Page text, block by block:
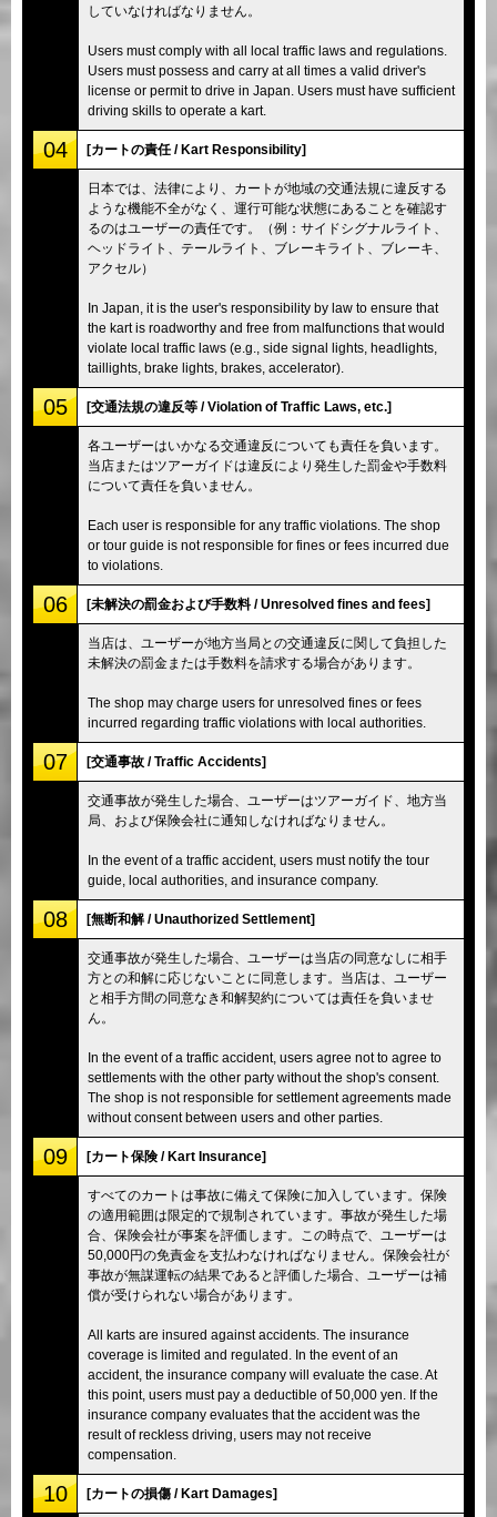
していなければなりません。
Users must comply with all local traffic laws and regulations.
Users must possess and carry at all times a valid driver's
license or permit to drive in Japan. Users must have sufficient
driving skills to operate a kart.
04 [カートの責任 / Kart Responsibility]
日本では、法律により、カートが地域の交通法規に違反する
ような機能不全がなく、運行可能な状態にあることを確認す
るのはユーザーの責任です。（例：サイドシグナルライト、
ヘッドライト、テールライト、ブレーキライト、ブレーキ、
アクセル）
In Japan, it is the user's responsibility by law to ensure that
the kart is roadworthy and free from malfunctions that would
violate local traffic laws (e.g., side signal lights, headlights,
taillights, brake lights, brakes, accelerator).
05 [交通法規の違反等 / Violation of Traffic Laws, etc.]
各ユーザーはいかなる交通違反についても責任を負います。
当店またはツアーガイドは違反により発生した罰金や手数料
について責任を負いません。
Each user is responsible for any traffic violations. The shop
or tour guide is not responsible for fines or fees incurred due
to violations.
06 [未解決の罰金および手数料 / Unresolved fines and fees]
当店は、ユーザーが地方当局との交通違反に関して負担した
未解決の罰金または手数料を請求する場合があります。
The shop may charge users for unresolved fines or fees
incurred regarding traffic violations with local authorities.
07 [交通事故 / Traffic Accidents]
交通事故が発生した場合、ユーザーはツアーガイド、地方当
局、および保険会社に通知しなければなりません。
In the event of a traffic accident, users must notify the tour
guide, local authorities, and insurance company.
08 [無断和解 / Unauthorized Settlement]
交通事故が発生した場合、ユーザーは当店の同意なしに相手
方との和解に応じないことに同意します。当店は、ユーザー
と相手方間の同意なき和解契約については責任を負いませ
ん。
In the event of a traffic accident, users agree not to agree to
settlements with the other party without the shop's consent.
The shop is not responsible for settlement agreements made
without consent between users and other parties.
09 [カート保険 / Kart Insurance]
すべてのカートは事故に備えて保険に加入しています。保険
の適用範囲は限定的で規制されています。事故が発生した場
合、保険会社が事案を評価します。この時点で、ユーザーは
50,000円の免責金を支払わなければなりません。保険会社が
事故が無謀運転の結果であると評価した場合、ユーザーは補
償が受けられない場合があります。
All karts are insured against accidents. The insurance
coverage is limited and regulated. In the event of an
accident, the insurance company will evaluate the case. At
this point, users must pay a deductible of 50,000 yen. If the
insurance company evaluates that the accident was the
result of reckless driving, users may not receive
compensation.
10 [カートの損傷 / Kart Damages]